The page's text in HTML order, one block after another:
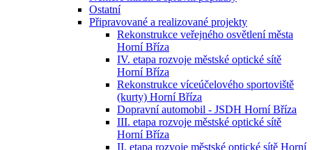
Ostatní
Připravované a realizované projekty
Rekonstrukce veřejného osvětlení města
Horní Bříza
IV. etapa rozvoje městské optické sítě
Horní Bříza
Rekonstrukce víceúčelového sportoviště
(kurty) Horní Bříza
Dopravní automobil - JSDH Horní Bříza
III. etapa rozvoje městské optické sítě
Horní Bříza
II. etapa rozvoje městské optické sítě Horní